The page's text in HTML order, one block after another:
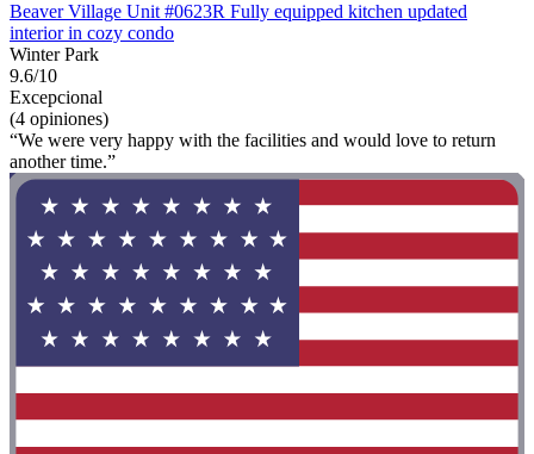
Beaver Village Unit #0623R Fully equipped kitchen updated
interior in cozy condo
Winter Park
9.6/10
Excepcional
(4 opiniones)
“We were very happy with the facilities and would love to return
another time.”